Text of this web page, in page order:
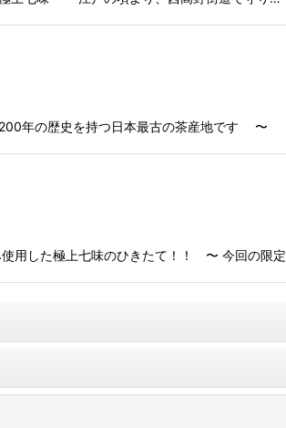
年の歴史を持つ日本最古の茶産地です 〜
用した極上七味のひきたて！！ 〜 今回の限